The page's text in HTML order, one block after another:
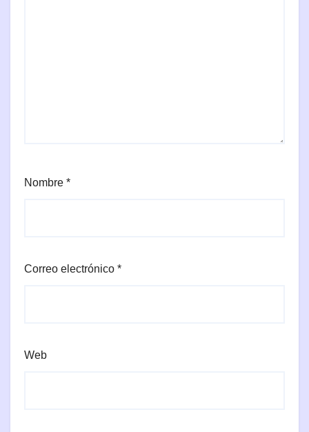
Nombre *
Correo electrónico *
Web